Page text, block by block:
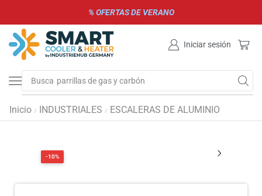
% OFERTAS DE VERANO
Iniciar sesión
Busca parrillas de gas y carbón
Inicio / INDUSTRIALES / ESCALERAS DE ALUMINIO
-10%